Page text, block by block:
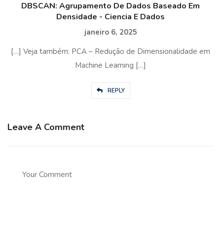
DBSCAN: Agrupamento De Dados Baseado Em
Densidade - Ciencia E Dados
janeiro 6, 2025
[…] Veja também: PCA – Redução de Dimensionalidade em
Machine Learning […]
REPLY
Leave A Comment